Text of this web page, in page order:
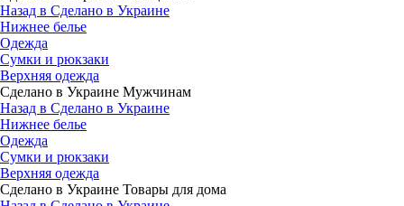
Назад в Сделано в Украине
Нижнее белье
Одежда
Сумки и рюкзаки
Верхняя одежда
Сделано в Украине Мужчинам
Назад в Сделано в Украине
Нижнее белье
Одежда
Сумки и рюкзаки
Верхняя одежда
Сделано в Украине Товары для дома